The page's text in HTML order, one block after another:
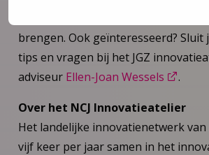
brengen. Ook geïnteresseerd? Sluit
tips en vragen bij het JGZ
adviseur Ellen-Joan Wessels
.
Over het NCJ Innovatieatelier
Het landelijke innovatienetwerk van
vijf keer per jaar samen in het